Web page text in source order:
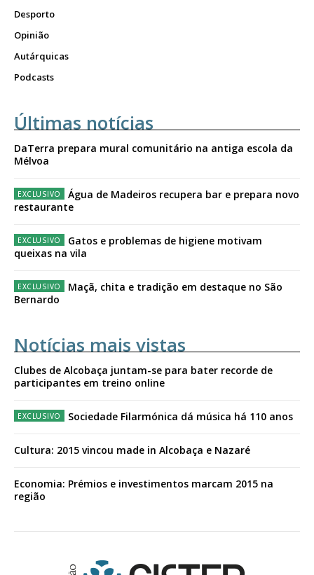
Desporto
Opinião
Autárquicas
Podcasts
Últimas notícias
DaTerra prepara mural comunitário na antiga escola da
Mélvoa
Água de Madeiros recupera bar e prepara novo
restaurante
Gatos e problemas de higiene motivam
queixas na vila
Maçã, chita e tradição em destaque no São
Bernardo
Notícias mais vistas
Clubes de Alcobaça juntam-se para bater recorde de
participantes em treino online
Sociedade Filarmónica dá música há 110 anos
Cultura: 2015 vincou made in Alcobaça e Nazaré
Economia: Prémios e investimentos marcam 2015 na
região